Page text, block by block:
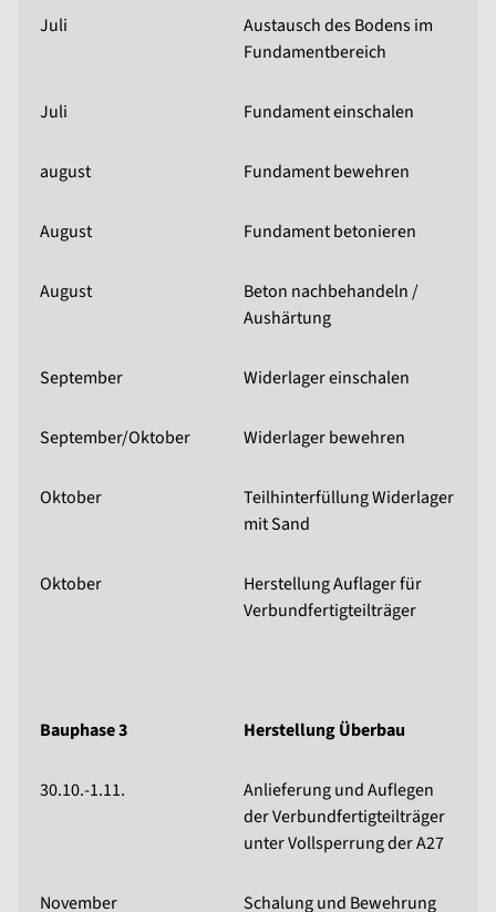
Juli
Austausch des Bodens im
Fundamentbereich
Juli Fundament einschalen
august Fundament bewehren
August Fundament betonieren
August
Beton nachbehandeln /
Aushärtung
September Widerlager einschalen
September/Oktober Widerlager bewehren
Oktober
Teilhinterfüllung Widerlager
mit Sand
Oktober
Herstellung Auflager für
Verbundfertigteilträger
Bauphase 3 Herstellung Überbau
30.10.-1.11.
Anlieferung und Auflegen
der Verbundfertigteilträger
unter Vollsperrung der A27
November
Schalung und Bewehrung